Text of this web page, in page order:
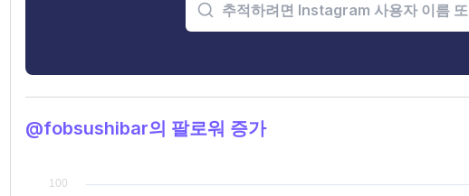
@fobsushibar의 팔로워 증가